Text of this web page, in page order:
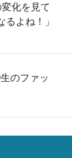
化を見て
よね！」
のファッ